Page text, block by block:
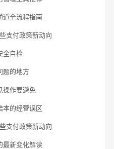
道全流程指南
支付政策新动向
全自检
题的地方
操作要避免
本的经营误区
支付政策新动向
最新变化解读